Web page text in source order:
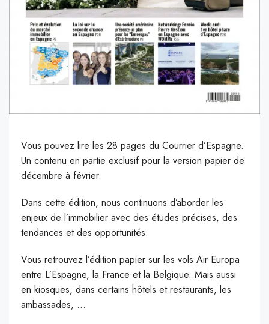
Vous pouvez lire les 28 pages du Courrier d’Espagne.
Un contenu en partie exclusif pour la version papier de
décembre à février.
Dans cette édition, nous continuons d’aborder les
enjeux de l’immobilier avec des études précises, des
tendances et des opportunités.
Vous retrouvez l’édition papier sur les vols Air Europa
entre L’Espagne, la France et la Belgique. Mais aussi
en kiosques, dans certains hôtels et restaurants, les
ambassades, …